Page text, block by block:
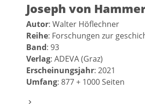
Joseph von
Autor: Walter Höflechner
Reihe: Forschungen zur
Band: 93
Verlag: ADEVA (Graz)
Erscheinungsjahr: 2021
Umfang: 877 + 1000 Seiten